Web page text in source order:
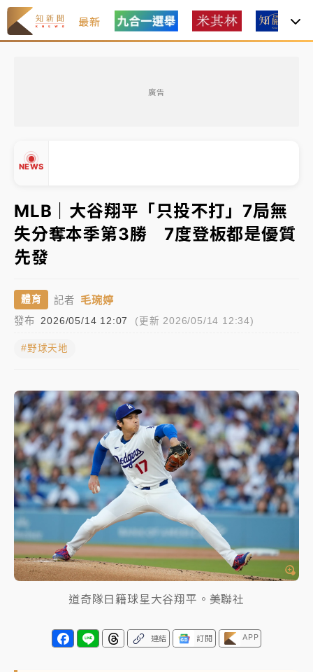
最新
廣告
NEWS
中信慈善基金會想增加董事人數！辜仲諒向法院聲請遭
駁 理由曝光
故宮《龍藏經》特展第2檔！今線上預約開賣一度塞車
周六起展出延長至晚上7時
台東農業處長涉圖利渡假村！東檢抗告成功 今重開羈
押庭
父親節泡湯了！中颱白海豚雨彈轟3天 「紅到發紫」降
雨熱區曝
女律師陳昱瑄詐慈濟10億！黃金158kg遭查扣畫面曝光
及載板皆走弱
中信慈善基金會想增加董事人數！辜仲諒向法院聲請遭
駁 理由曝光
故宮《龍藏經》特展第2檔！今線上預約開賣一度塞車
周六起展出延長至晚上7時
台東農業處長涉圖利渡假村！東檢抗告成功 今重開羈
押庭
父親節泡湯了！中颱白海豚雨彈轟3天 「紅到發紫」降
雨熱區曝
▼
MLB｜大谷翔平「只投不打」7局無
失分奪本季第3勝 7度登板都是優質
先發
體育 記者 毛琬婷
發布 2026/05/14 12:07 (更新 2026/05/14 12:34)
#野球天地
道奇隊日籍球星大谷翔平。美聯社
連結 訂閱 APP